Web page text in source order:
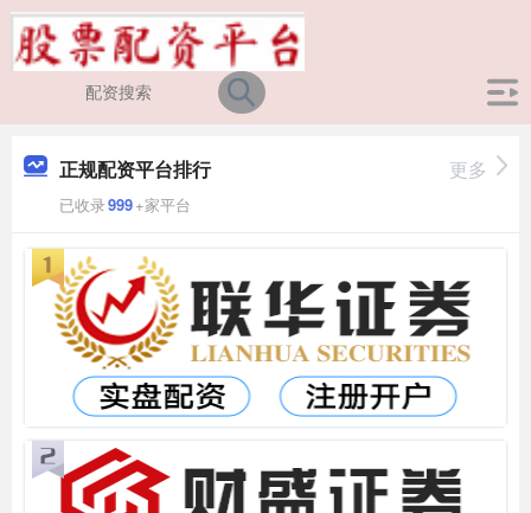
正规配资平台排行
已收录999+家平台
更多